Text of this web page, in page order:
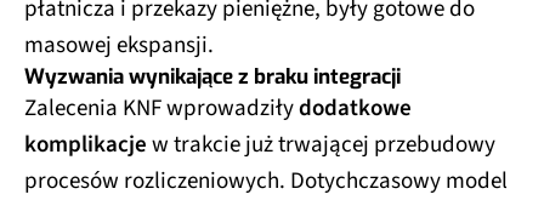
płatnicza i przekazy pieniężne, były gotowe do
masowej ekspansji.
Wyzwania wynikające z braku integracji
Zalecenia KNF wprowadziłydodatkowe
komplikacjew trakcie już trwającej przebudowy
procesów rozliczeniowych. Dotychczasowy model